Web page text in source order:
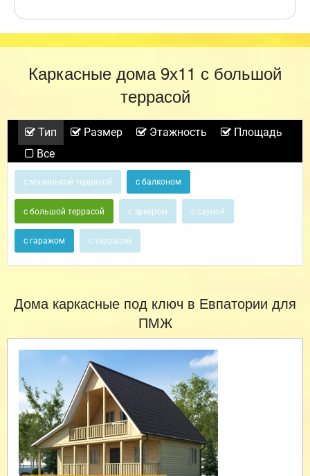
Каркасные дома 9х11 с большой
террасой
Тип Размер Этажность
Площадь
Все
с маленькой террасой с балконом
с большой террасой с эркером с сауной
с гаражом с террасой
Дома каркасные под ключ в Евпатории для
ПМЖ